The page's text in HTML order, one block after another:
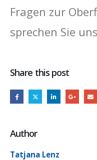
Fragen zur
sprechen Sie
Share this post
Author
Tatjana Lenz